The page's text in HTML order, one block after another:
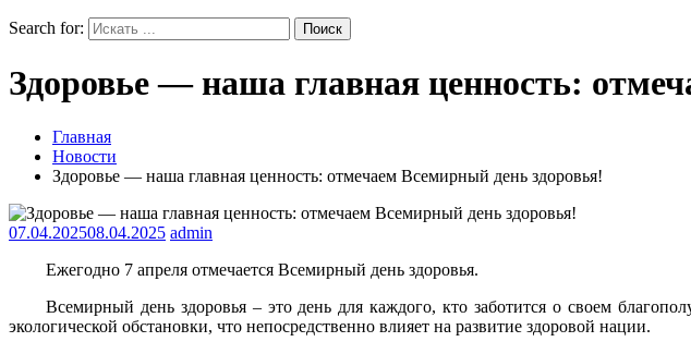
Search for:
Здоровье — наша главная ценность:
Главная
Новости
Здоровье — наша главная ценность: отмечаем Всемирный день здоровья!
07.04.202508.04.2025 admin
Ежегодно 7 апреля отмечается Всемирный день здоровья.
Всемирный день здоровья – это день для каждого, кто заботится о своем
экологической обстановки, что непосредственно влияет на развитие здоровой нации.